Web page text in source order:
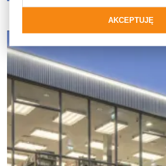
AKCEPTUJĘ